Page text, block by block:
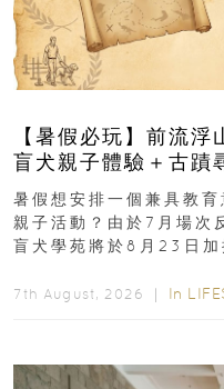
【暑假必玩】前流
盲犬親子體驗＋古
組免費名額
暑假想安排一個兼具教
親子活動？由於7月場次
盲犬學苑將於8月23日加
7th August, 2026 ｜ In